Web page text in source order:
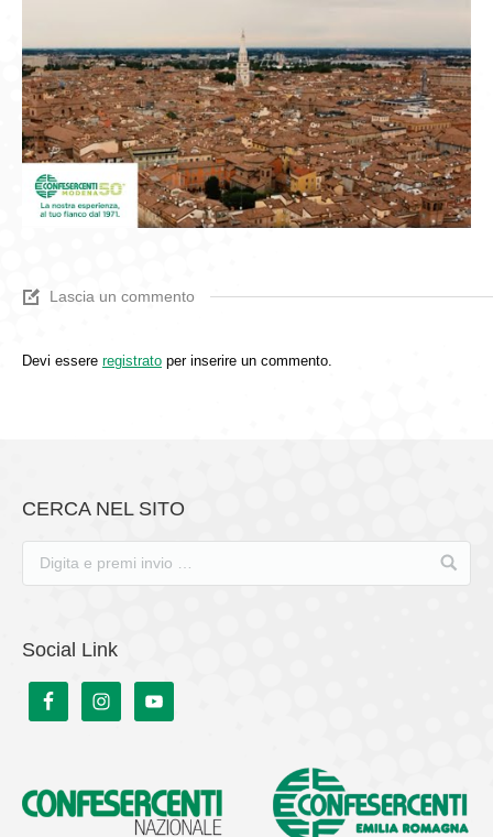
Lascia un commento
Devi essere registrato per inserire un commento.
CERCA NEL SITO
Social Link